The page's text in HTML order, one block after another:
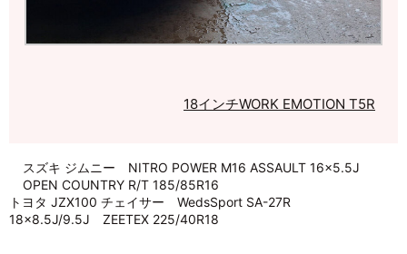
18インチWORK EMOTION T5R
スズキ ジムニー NITRO POWER M16 ASSAULT 16×5.5J
OPEN COUNTRY R/T 185/85R16
トヨタ JZX100 チェイサー WedsSport SA-27R
18×8.5J/9.5J ZEETEX 225/40R18